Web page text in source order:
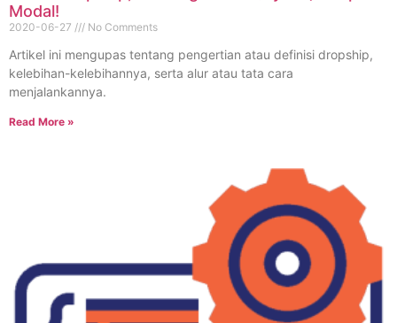
Modal!
2020-06-27 No Comments
Artikel ini mengupas tentang pengertian atau definisi dropship,
kelebihan-kelebihannya, serta alur atau tata cara
menjalankannya.
Read More »